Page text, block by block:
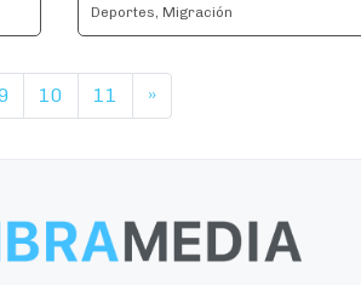
Deportes, Migración
10 11 »